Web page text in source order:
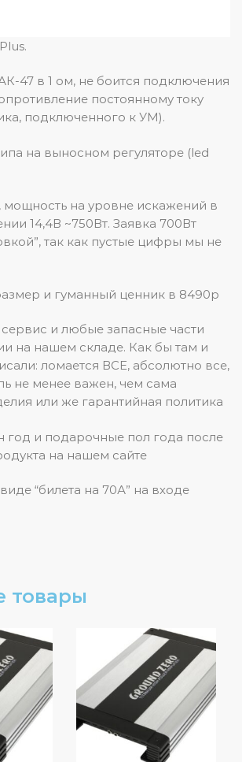
47 в 1 ом, не боится подключения
постоянному току
подключенного к УМ).
на выносном регуляторе (led
на уровне искажений в
14,4В ~750Вт. Заявка 700Вт
так как пустые цифры мы не
и гуманный ценник в 8490р
и любые запасные части
на нашем складе. Как бы там и
ломается ВСЕ, абсолютно все,
не менее важен, чем сама
или же гарантийная политика
год и подарочные пол года после
на нашем сайте
“билета на 70А” на входе
товары